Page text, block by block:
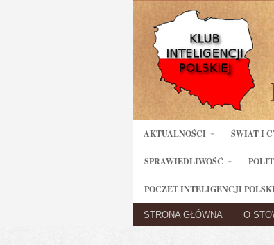
AKTUALNOŚCI ŚWIAT I
SPRAWIEDLIWOŚĆ
POCZET INTELIGENCJI
STRONA GŁÓWNA O